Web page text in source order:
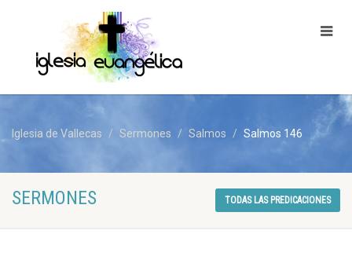
Iglesia de Vallecas Sermones Salmos Salmos 146
SERMONES TODAS LAS PREDICACIONES